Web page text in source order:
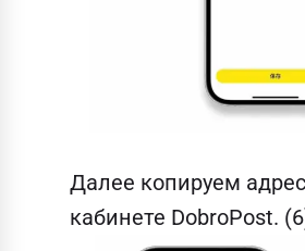
Далее копируем
кабинете DobroPost.